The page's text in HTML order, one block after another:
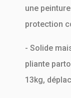
une
protection
- Solide
pliante
13kg,